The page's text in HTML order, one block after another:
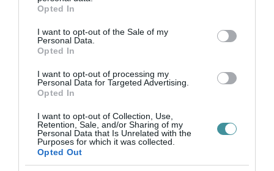
grant or deny consent to Google and its third-party tags to
use your data for below specified purposes in below Google
consent section.
Opted In
I want to opt-out of the Sale of my
Personal Data.
Opted In
I want to opt-out of processing my
Personal Data for Targeted Advertising.
Opted In
I want to opt-out of Collection, Use,
Retention, Sale, and/or Sharing of my
Personal Data that Is Unrelated with the
Purposes for which it was collected.
Opted Out
A 25-ös főút rekonstrukciója rövid távon
kétségtelenül kellemetlenségekkel jár:
lezárások nehezítik a közlekedést. Hosszabb
távon azonban a beruházás jelentősen
javíthatja Eger közlekedési helyzetét.
indexkép: Getty Images